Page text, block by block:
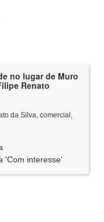
no lugar de Muro
Renato
da Silva, comercial,
'Com interesse'